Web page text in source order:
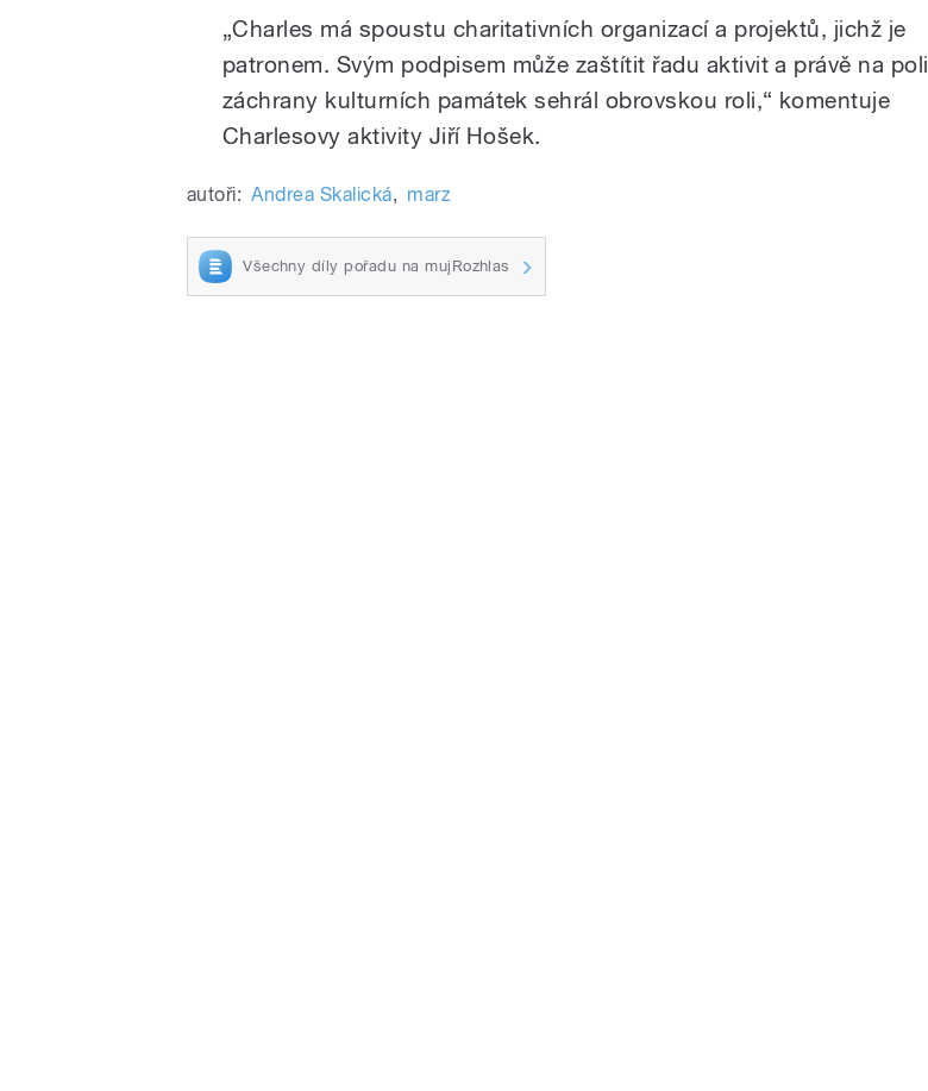
„Charles má spoustu charitativních organizací a projektů, jichž je
patronem. Svým podpisem může zaštítit řadu aktivit a právě na poli
záchrany kulturních památek sehrál obrovskou roli,“ komentuje
Charlesovy aktivity Jiří Hošek.
autoři: Andrea Skalická, marz
Všechny díly pořadu na mujRozhlas